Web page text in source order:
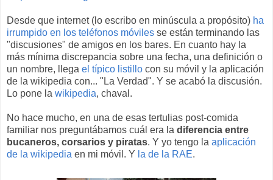
Desde que internet (lo escribo en minúscula a propósito) ha
irrumpido en los teléfonos móviles se están terminando las
"discusiones" de amigos en los bares. En cuanto hay la
más mínima discrepancia sobre una fecha, una definición o
un nombre, llega el típico listillo con su móvil y la aplicación
de la wikipedia con... "La Verdad". Y se acabó la discusión.
Lo pone la wikipedia, chaval.
No hace mucho, en una de esas tertulias post-comida
familiar nos preguntábamos cuál era la diferencia entre
bucaneros, corsarios y piratas. Y yo tengo la aplicación
de la wikipedia en mi móvil. Y la de la RAE.